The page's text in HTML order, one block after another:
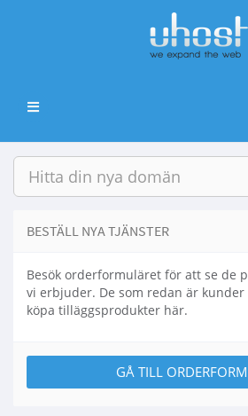
Växla
BESTÄLL NYA TJÄNSTER
Besök orderformuläret för att se de
vi erbjuder. De som redan är kunder
köpa tilläggsprodukter här.
GÅ TILL